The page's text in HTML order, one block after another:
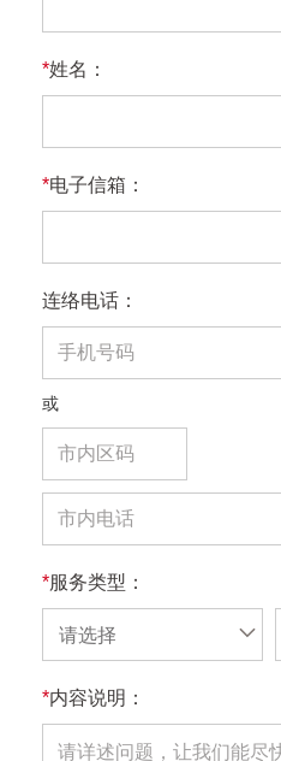
*姓名：
*电子信箱：
连络电话：
或
*服务类型：
请选择
*内容说明：